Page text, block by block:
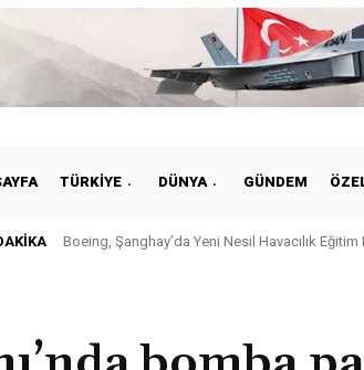
TÜRKIYE DÜNYA GÜNDEM
Boeing, Şanghay’da Yeni Nesil Havacılık Eğitim
Türkiye ile Vietnam Arasında Hava